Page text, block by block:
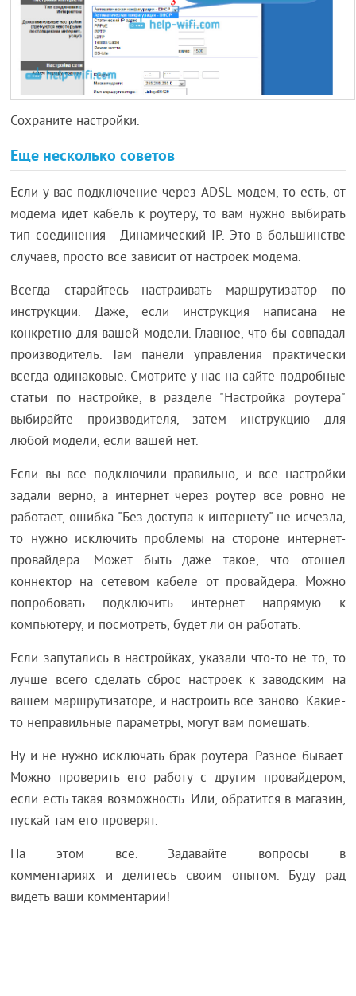
Сохраните настройки.
Еще несколько советов
Если у вас подключение через ADSL модем, то есть, от
модема идет кабель к роутеру, то вам нужно выбирать
тип соединения - Динамический IP. Это в большинстве
случаев, просто все зависит от настроек модема.
Всегда старайтесь настраивать маршрутизатор по
инструкции. Даже, если инструкция написана не
конкретно для вашей модели. Главное, что бы совпадал
производитель. Там панели управления практически
всегда одинаковые. Смотрите у нас на сайте подробные
статьи по настройке, в разделе "Настройка роутера"
выбирайте производителя, затем инструкцию для
любой модели, если вашей нет.
Если вы все подключили правильно, и все настройки
задали верно, а интернет через роутер все ровно не
работает, ошибка "Без доступа к интернету" не исчезла,
то нужно исключить проблемы на стороне интернет-
провайдера. Может быть даже такое, что отошел
коннектор на сетевом кабеле от провайдера. Можно
попробовать подключить интернет напрямую к
компьютеру, и посмотреть, будет ли он работать.
Если запутались в настройках, указали что-то не то, то
лучше всего сделать сброс настроек к заводским на
вашем маршрутизаторе, и настроить все заново. Какие-
то неправильные параметры, могут вам помешать.
Ну и не нужно исключать брак роутера. Разное бывает.
Можно проверить его работу с другим провайдером,
если есть такая возможность. Или, обратится в магазин,
пускай там его проверят.
На этом все. Задавайте вопросы в
комментариях и делитесь своим опытом. Буду рад
видеть ваши комментарии!